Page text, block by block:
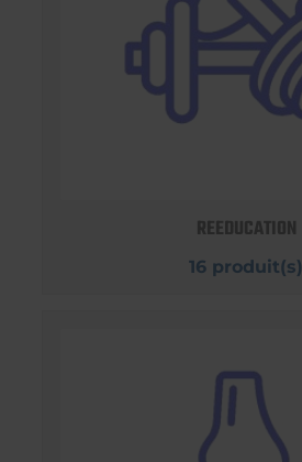
REEDUCATION
16 produit(s)